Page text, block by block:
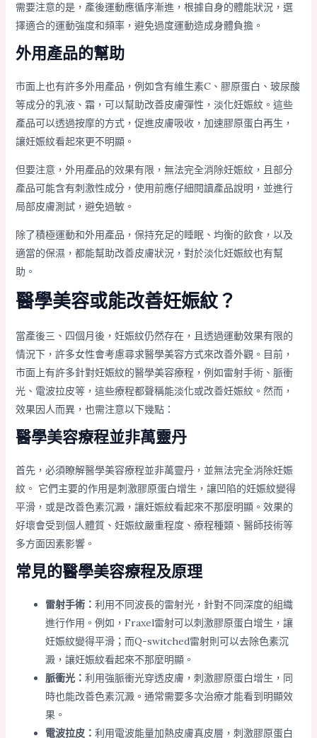
需要注意的是，產後運動應循序漸進，根據自身的體能狀況，選
擇適合的運動強度和頻率，避免過度運動造成身體負擔。
外用產品的幫助
市面上也有許多外用產品，例如含有維生素C、膠原蛋白、玻尿酸
等成分的乳液、霜，可以幫助改善皮膚彈性，淡化妊娠紋。這些
產品可以透過按摩的方式，促進皮膚吸收，加速膠原蛋白再生，
讓妊娠紋看起來更不明顯。
但要注意，外用產品的效果有限，無法完全消除妊娠紋，且部分
產品可能含有刺激性成分，使用前應仔細閱讀產品說明，並進行
局部皮膚測試，避免過敏。
除了積極運動和外用產品，保持充足的睡眠、均衡的飲食，以及
適當的保濕，都能幫助改善皮膚狀況，對於淡化妊娠紋也有幫
助。
醫學美容或能改善妊娠紋？
當產後三、四個月後，妊娠紋仍然存在，且透過運動效果有限的
情況下，許多女性會考慮尋求醫學美容方式來改善外觀。目前，
市面上有許多針對妊娠紋的醫學美容療程，例如雷射手術、脈衝
光、電波拉皮等，這些療程都聲稱能淡化或改善妊娠紋。然而，
效果因人而異，也需注意以下幾點：
醫學美容療程並非萬靈丹
首先，必須瞭解醫學美容療程並非萬靈丹，並無法完全消除妊娠
紋。 它們主要的作用是刺激膠原蛋白增生，讓凹陷的妊娠紋變得
平滑，或是改善色素沉澱，讓妊娠紋看起來不那麼明顯。效果的
好壞會受到個人體質、妊娠紋嚴重程度、療程種類、醫師技術等
多方面因素影響。
常見的醫學美容療程及原理
雷射手術： 利用不同波長的雷射光，針對不同深度的組織
進行作用。例如，Fraxel雷射可以刺激膠原蛋白增生，讓
妊娠紋變得平滑；而Q-switched雷射則可以去除色素沉
澱，讓妊娠紋看起來不那麼明顯。
脈衝光： 利用強脈衝光穿透皮膚，刺激膠原蛋白增生，同
時也能改善色素沉澱。通常需要多次治療才能看到明顯效
果。
電波拉皮： 利用電波能量加熱皮膚真皮層，刺激膠原蛋白